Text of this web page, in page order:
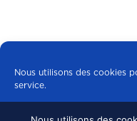
Nous utilisons des cookies
service.